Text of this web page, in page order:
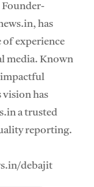
Founder-
has
of experience
media. Known
has
a trusted
reporting.
debajit